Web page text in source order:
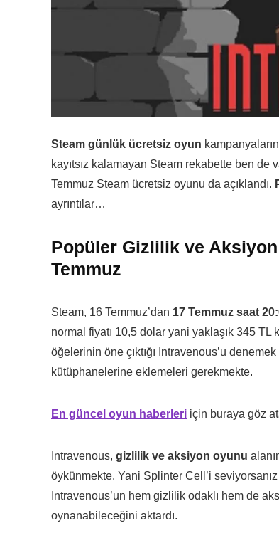
Steam günlük ücretsiz oyun
kayıtsız kalamayan Steam rekabette ben de
Temmuz Steam ücretsiz oyunu da açıklandı.
ayrıntılar…
Popüler Gizlilik ve
Temmuz
Steam, 16 Temmuz’dan 17 Temmuz saat
normal fiyatı 10,5 dolar yani yaklaşık 345
öğelerinin öne çıktığı Intravenous’u
kütüphanelerine eklemeleri gerekmekte.
En güncel oyun haberleri için buraya göz
Intravenous, gizlilik ve aksiyon oyunu
öykünmekte. Yani Splinter Cell’i
Intravenous’un hem gizlilik odaklı hem de
oynanabileceğini aktardı.